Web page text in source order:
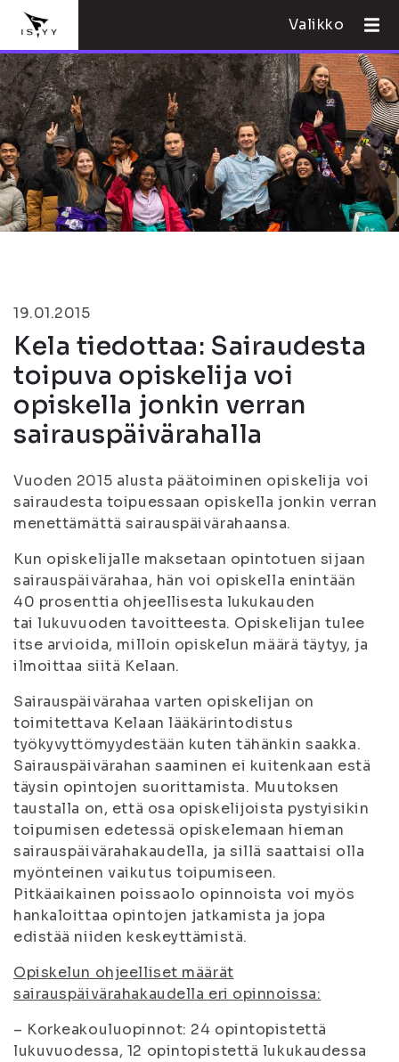
Valikko
19.01.2015
Kela tiedottaa: Sairaudesta
toipuva opiskelija voi
opiskella jonkin verran
sairauspäivärahalla
Vuoden 2015 alusta päätoiminen opiskelija voi
sairaudesta toipuessaan opiskella jonkin verran
menettämättä sairauspäivärahaansa.
Kun opiskelijalle maksetaan opintotuen sijaan
sairauspäivärahaa, hän voi opiskella enintään
40 prosenttia ohjeellisesta lukukauden
tai lukuvuoden tavoitteesta. Opiskelijan tulee
itse arvioida, milloin opiskelun määrä täytyy, ja
ilmoittaa siitä Kelaan.
Sairauspäivärahaa varten opiskelijan on
toimitettava Kelaan lääkärintodistus
työkyvyttömyydestään kuten tähänkin saakka.
Sairauspäivärahan saaminen ei kuitenkaan estä
täysin opintojen suorittamista. Muutoksen
taustalla on, että osa opiskelijoista pystyisikin
toipumisen edetessä opiskelemaan hieman
sairauspäivärahakaudella, ja sillä saattaisi olla
myönteinen vaikutus toipumiseen.
Pitkäaikainen poissaolo opinnoista voi myös
hankaloittaa opintojen jatkamista ja jopa
edistää niiden keskeyttämistä.
Opiskelun ohjeelliset määrät
sairauspäivärahakaudella eri opinnoissa:
– Korkeakouluopinnot: 24 opintopistettä
lukuvuodessa, 12 opintopistettä lukukaudessa